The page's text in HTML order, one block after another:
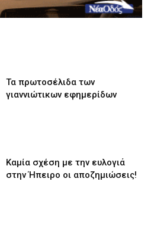
Τα πρωτοσέλιδα των
γιαννιώτικων εφημερίδων
Καμία σχέση με την ευλογιά
στην Ήπειρο οι αποζημιώσεις!